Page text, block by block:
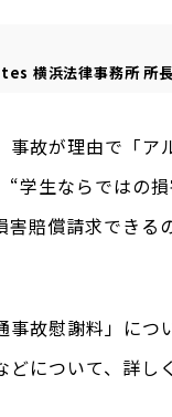
横浜法律事務所所長
故が理由で「
学生ならではの
賠償請求できる
事故慰謝料」に
について、詳し